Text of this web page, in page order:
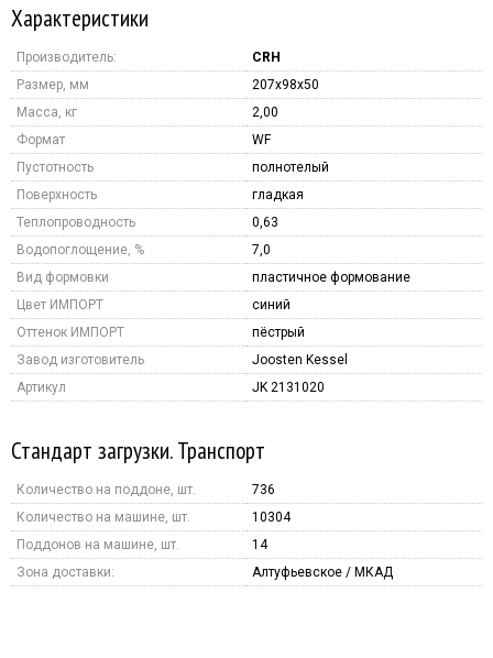
Характеристики
Производитель:
CRH
Размер, мм
207x98x50
Масса, кг
2,00
Формат
WF
Пустотность
полнотелый
Поверхность
гладкая
Теплопроводность
0,63
Водопоглощение, %
7,0
Вид формовки
пластичное формование
Цвет ИМПОРТ
синий
Оттенок ИМПОРТ
пёстрый
Завод изготовитель
Joosten Kessel
Артикул
JK 2131020
Стандарт загрузки. Транспорт
Количество на поддоне, шт.
736
Количество на машине, шт.
10304
Поддонов на машине, шт.
14
Зона доставки:
Алтуфьевское / МКАД